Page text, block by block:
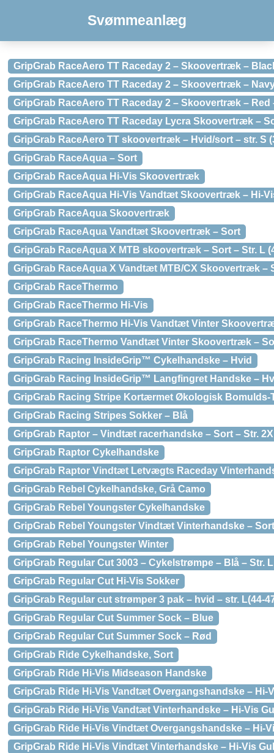
Svømmeanlæg
GripGrab RaceAero TT Raceday 2 – Skoovertræk –
GripGrab RaceAero TT Raceday 2 – Skoovertræk –
GripGrab RaceAero TT Raceday 2 – Skoovertræk – Red
GripGrab RaceAero TT Raceday Lycra Skoovertræk –
GripGrab RaceAero TT skoovertræk – Hvid/sort – str. S
GripGrab RaceAqua – Sort
GripGrab RaceAqua Hi-Vis Skoovertræk
GripGrab RaceAqua Hi-Vis Vandtæt Skoovertræk – Hi-
GripGrab RaceAqua Skoovertræk
GripGrab RaceAqua Vandtæt Skoovertræk – Sort
GripGrab RaceAqua X MTB skoovertræk – Sort – Str. L
GripGrab RaceAqua X Vandtæt MTB/CX Skoovertræk –
GripGrab RaceThermo
GripGrab RaceThermo Hi-Vis
GripGrab RaceThermo Hi-Vis Vandtæt Vinter
GripGrab RaceThermo Vandtæt Vinter Skoovertræk –
GripGrab Racing InsideGrip™ Cykelhandske – Hvid
GripGrab Racing InsideGrip™ Langfingret Handske –
GripGrab Racing Stripe Kortærmet Økologisk Bomulds-
GripGrab Racing Stripes Sokker – Blå
GripGrab Raptor – Vindtæt racerhandske – Sort – Str.
GripGrab Raptor Cykelhandske
GripGrab Raptor Vindtæt Letvægts Raceday
GripGrab Rebel Cykelhandske, Grå Camo
GripGrab Rebel Youngster Cykelhandske
GripGrab Rebel Youngster Vindtæt Vinterhandske –
GripGrab Rebel Youngster Winter
GripGrab Regular Cut 3003 – Cykelstrømpe – Blå – Str. L
GripGrab Regular Cut Hi-Vis Sokker
GripGrab Regular cut strømper 3 pak – hvid – str. L(44-
GripGrab Regular Cut Summer Sock – Blue
GripGrab Regular Cut Summer Sock – Rød
GripGrab Ride Cykelhandske, Sort
GripGrab Ride Hi-Vis Midseason Handske
GripGrab Ride Hi-Vis Vandtæt Overgangshandske – Hi-
GripGrab Ride Hi-Vis Vandtæt Vinterhandske – Hi-Vis
GripGrab Ride Hi-Vis Vindtæt Overgangshandske – Hi-
GripGrab Ride Hi-Vis Vindtæt Vinterhandske – Hi-Vis Gul